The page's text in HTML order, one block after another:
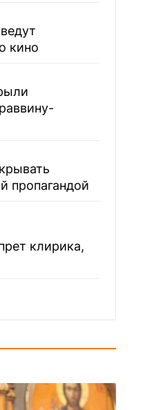
кино
пропагандой
клирика,